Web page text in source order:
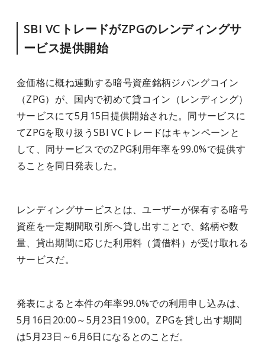
SBI VCトレードがZPGのレンディングサ
ービス提供開始
金価格に概ね連動する暗号資産銘柄ジパングコイン
（ZPG）が、国内で初めて貸コイン（レンディング）
サービスにて5月15日提供開始された。同サービスに
てZPGを取り扱うSBI VCトレードはキャンペーンと
して、同サービスでのZPG利用年率を99.0%で提供す
ることを同日発表した。
レンディングサービスとは、ユーザーが保有する暗号
資産を一定期間取引所へ貸し出すことで、銘柄や数
量、貸出期間に応じた利用料（賃借料）が受け取れる
サービスだ。
発表によると本件の年率99.0%での利用申し込みは、
5月16日20:00～5月23日19:00。ZPGを貸し出す期間
は5月23日～6月6日になるとのことだ。